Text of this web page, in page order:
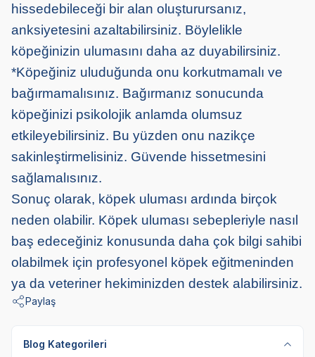
hissedebileceği bir alan oluşturursanız,
anksiyetesini azaltabilirsiniz. Böylelikle
köpeğinizin ulumasını daha az duyabilirsiniz.
*Köpeğiniz uluduğunda onu korkutmamalı ve
bağırmamalısınız. Bağırmanız sonucunda
köpeğinizi psikolojik anlamda olumsuz
etkileyebilirsiniz. Bu yüzden onu nazikçe
sakinleştirmelisiniz. Güvende hissetmesini
sağlamalısınız.
Sonuç olarak, köpek uluması ardında birçok
neden olabilir. Köpek uluması sebepleriyle nasıl
baş edeceğiniz konusunda daha çok bilgi sahibi
olabilmek için profesyonel köpek eğitmeninden
ya da veteriner hekiminizden destek alabilirsiniz.
Paylaş
Blog Kategorileri